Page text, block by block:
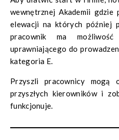
wewnętrznej Akademii gdzie
elewacji na których później
pracownik ma
uprawniającego do
kategoria E.
Przyszli pracownicy
przyszłych kierowników i
funkcjonuje.